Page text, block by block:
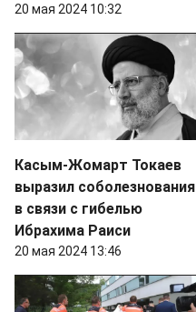
20 мая 2024 10:32
Касым-Жомарт Токаев
выразил соболезнования
в связи с гибелью
Ибрахима Раиси
20 мая 2024 13:46